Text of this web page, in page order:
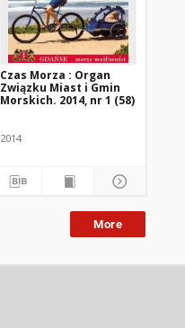
Czas Morza : Organ
Związku Miast i Gmin
Morskich. 2014, nr 1 (58)
2014
More